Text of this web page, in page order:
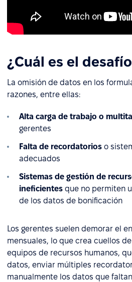
¿Cuál es el
La omisión de datos en los
razones, entre ellas:
Alta carga de trabajo o
gerentes
Falta de recordatorios o
adecuados
Sistemas de gestión de
ineficientes que no permiten
de los datos de bonificación
Los gerentes suelen demorar el
mensuales, lo que crea cuellos
equipos de recursos humanos,
datos, enviar múltiples
manualmente los datos que